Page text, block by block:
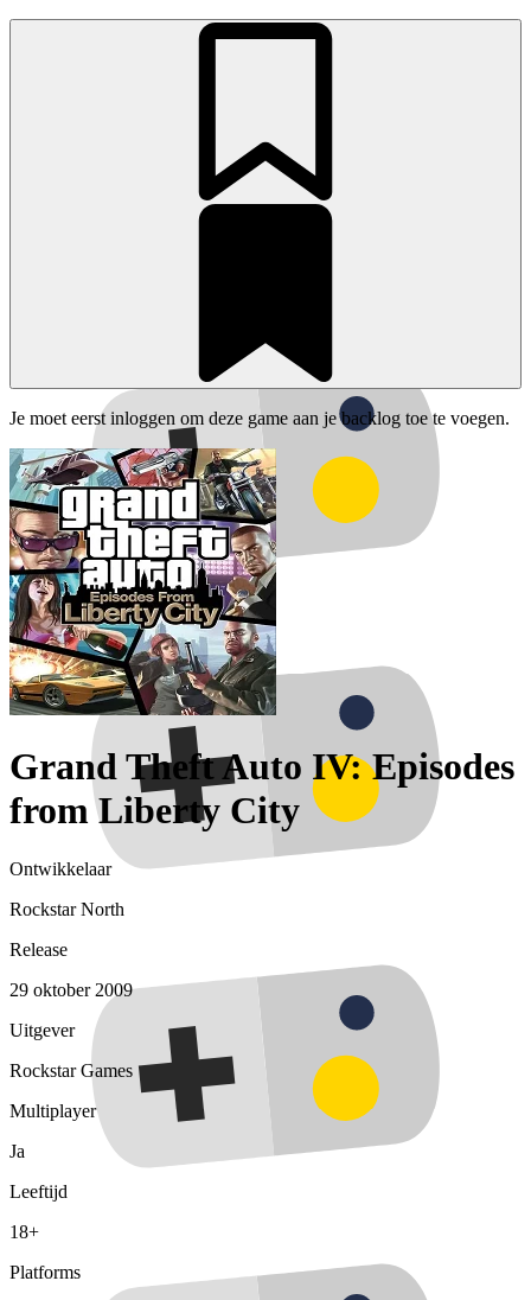
Je moet eerst inloggen om deze game aan je backlog toe te voegen.
Grand Theft Auto IV: Episodes
from Liberty City
Ontwikkelaar
Rockstar North
Release
29 oktober 2009
Uitgever
Rockstar Games
Multiplayer
Ja
Leeftijd
18+
Platforms